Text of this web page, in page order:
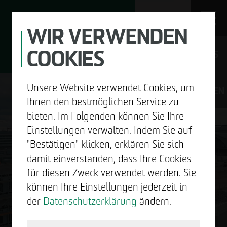
UNTERNEHMEN
ENTWICKELN
BAUEN
DE
GUTE
NACHRICHTEN.
WIR VERWENDEN
COOKIES
Unsere Website verwendet Cookies, um
Ihnen den bestmöglichen Service zu
bieten. Im Folgenden können Sie Ihre
Einstellungen verwalten. Indem Sie auf
"Bestätigen" klicken, erklären Sie sich
damit einverstanden, dass Ihre Cookies
für diesen Zweck verwendet werden. Sie
können Ihre Einstellungen jederzeit in
der Datenschutzerklärung ändern.